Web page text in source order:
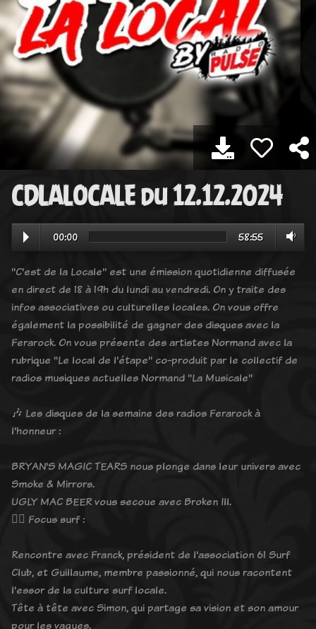
CDLALOCALE du 12.12.2024
00:00 58:55
"C'est de la Locale" est une émission quotidienne diffusée
en direct de 18 à 19h du lundi au vendredi. On y traite des
infos associatives ou culturelles locales. On vous offre
également la possibilité de gagner des disques avec la
Ferarock. On vous présente des artistes Normand avec la
rubrique "Le local de l'étape" co-produit par le collectif de
radios musiques actuelles Normand "La Musicale"
🎶 Les disques de la semaine des radios Ferarock à
l'honneur :
BRYAN'S MAGIC TEARS nous plonge dans leur univers avec
Smoke & Mirrors.
UGLY MAC BEER vous secoue avec Broken Ill.
🏄‍♂️ Focus surf :
Rencontre avec Franck, président de l'association 61 Surf
Club, et Guillaume, membre passionné, qui nous racontent
l'essor de la culture surf locale.
Tête à tête avec Simon, qui partage sa vision et son amour
pour les vagues.